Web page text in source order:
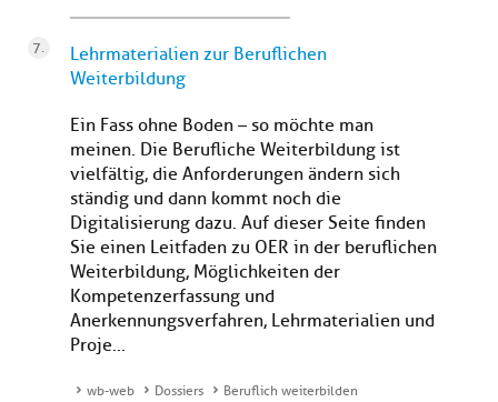
Lehrmaterialien zur Beruflichen
Weiterbildung
Ein Fass ohne Boden – so möchte man
meinen. Die Berufliche Weiterbildung ist
vielfältig, die Anforderungen ändern sich
ständig und dann kommt noch die
Digitalisierung dazu. Auf dieser Seite finden
Sie einen Leitfaden zu OER in der beruflichen
Weiterbildung, Möglichkeiten der
Kompetenzerfassung und
Anerkennungsverfahren, Lehrmaterialien und
Proje...
wb-web Dossiers
Beruflich weiterbilden